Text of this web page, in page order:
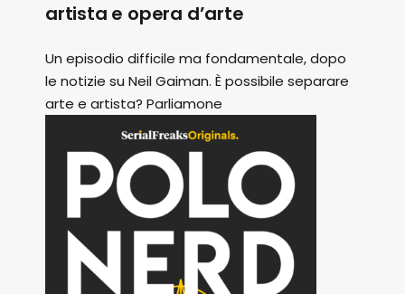
artista e opera d’arte
Un episodio difficile ma fondamentale, dopo
le notizie su Neil Gaiman. È possibile separare
arte e artista? Parliamone